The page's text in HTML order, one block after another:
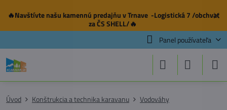
✕
🔥Navštívte našu kamennú predajňuv Trnave -Logistická 7 /obchvat
za ČS SHELL/🔥
Panel používateľa
Úvod Konštrukcia a technika karavanu Vodováhy